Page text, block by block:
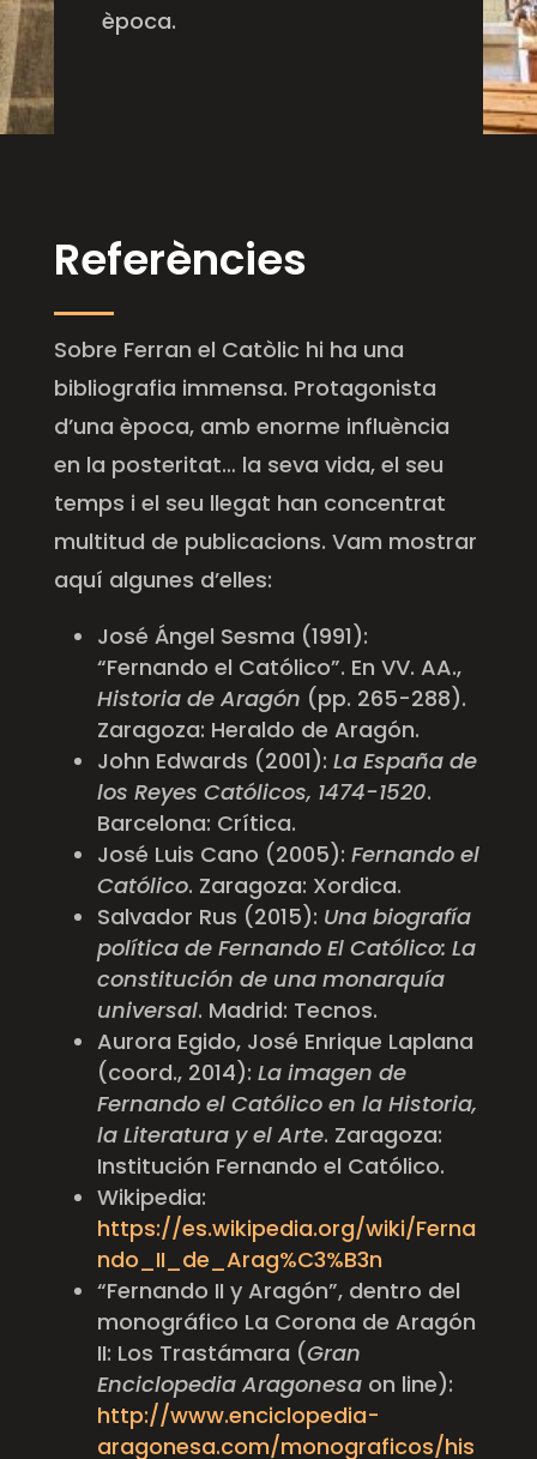
època.
Referències
Sobre Ferran el Catòlic hi ha una
bibliografia immensa. Protagonista
d’una època, amb enorme influència
en la posteritat… la seva vida, el seu
temps i el seu llegat han concentrat
multitud de publicacions. Vam mostrar
aquí algunes d’elles:
José Ángel Sesma (1991):
“Fernando el Católico”. En VV. AA.,
Historia de Aragón (pp. 265-288).
Zaragoza: Heraldo de Aragón.
John Edwards (2001): La España de
los Reyes Católicos, 1474-1520.
Barcelona: Crítica.
José Luis Cano (2005): Fernando el
Católico. Zaragoza: Xordica.
Salvador Rus (2015): Una biografía
política de Fernando El Católico: La
constitución de una monarquía
universal. Madrid: Tecnos.
Aurora Egido, José Enrique Laplana
(coord., 2014): La imagen de
Fernando el Católico en la Historia,
la Literatura y el Arte. Zaragoza:
Institución Fernando el Católico.
Wikipedia:
https://es.wikipedia.org/wiki/Ferna
ndo_II_de_Arag%C3%B3n
“Fernando II y Aragón”, dentro del
monográfico La Corona de Aragón
II: Los Trastámara (Gran
Enciclopedia Aragonesaon line):
http://www.enciclopedia-
aragonesa.com/monograficos/his